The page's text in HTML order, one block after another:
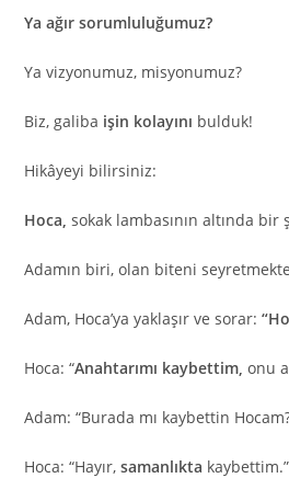
Ya ağır sorumluluğumuz?
Ya vizyonumuz, misyonumuz?
Biz, galiba işin kolayını bulduk!
Hikâyeyi bilirsiniz:
Hoca, sokak lambasının altında bir
Adamın biri, olan biteni
Adam, Hoca’ya yaklaşır ve sorar:
Hoca: “Anahtarımı kaybettim, onu
Adam: “Burada mı kaybettin
Hoca: “Hayır,samanlıkta kaybettim.”